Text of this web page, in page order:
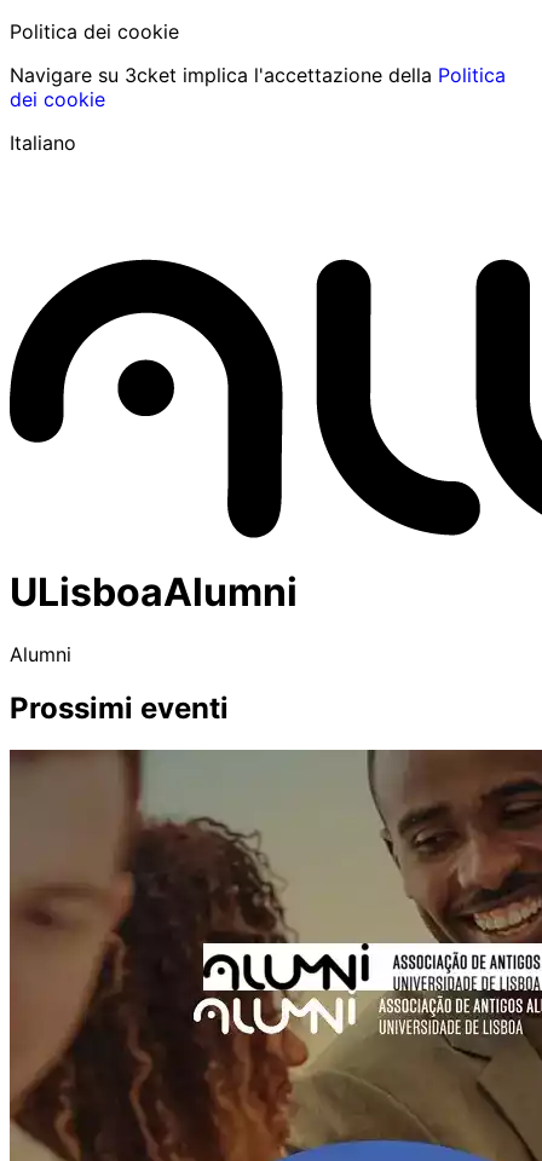
Politica dei cookie
Navigare su 3cket implica l'accettazione della Politica
dei cookie
Italiano
ULisboaAlumni
Alumni
Prossimi eventi